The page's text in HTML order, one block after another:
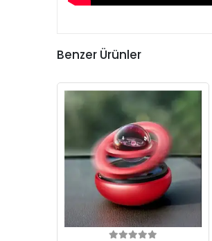
Benzer Ürünler